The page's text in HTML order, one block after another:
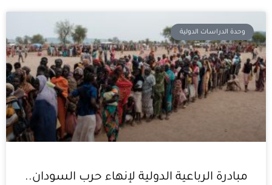
وحدة الدراسات الدولية
مبادرة الرباعية الدولية لإنهاء حرب السودان..